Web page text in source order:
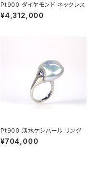
Pt900 ダイヤモンド ネックレス
¥4,312,000
Pt900 淡水ケシパール リング
¥704,000